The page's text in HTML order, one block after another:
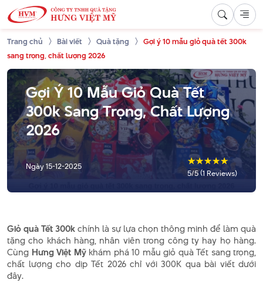
Trang chủ Bài viết Quà tặng
Gợi ý 10 mẫu giỏ quà tết 300k
sang trọng, chất lượng 2026
Gợi Ý 10 Mẫu Giỏ Quà Tết
300k Sang Trọng, Chất Lượng
2026
Ngày15-12-2025 ☆
☆
☆
☆
☆
5/5 (1 Reviews)
Giỏ quà Tết 300kchính là sự lựa chọn thông minh để làm quà
tặng cho khách hàng, nhân viên trong công ty hay họ hàng.
Cùng Hưng Việt Mỹkhám phá 10 mẫu giỏ quà Tết sang trọng,
chất lượng cho dịp Tết 2026 chỉ với 300K qua bài viết dưới
đây.